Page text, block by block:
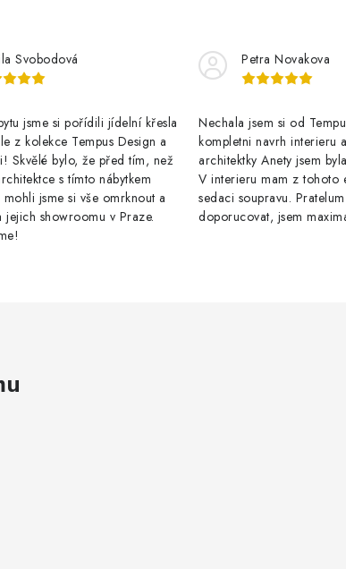
Svobodová
jsme si pořídili jídelní křesla
z kolekce Tempus Design a
Skvělé bylo, že před tím, než
s tímto nábytkem
jsme si vše omrknout a
jejich showroomu v Praze.
Petra Novakova
Nechala jsem si od
kompletni navrh interieru
architektky Anety jsem
V interieru mam z tohoto
sedaci soupravu.
doporucovat, jsem